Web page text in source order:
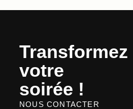
Transformez
votre
soirée !
NOUS CONTACTER